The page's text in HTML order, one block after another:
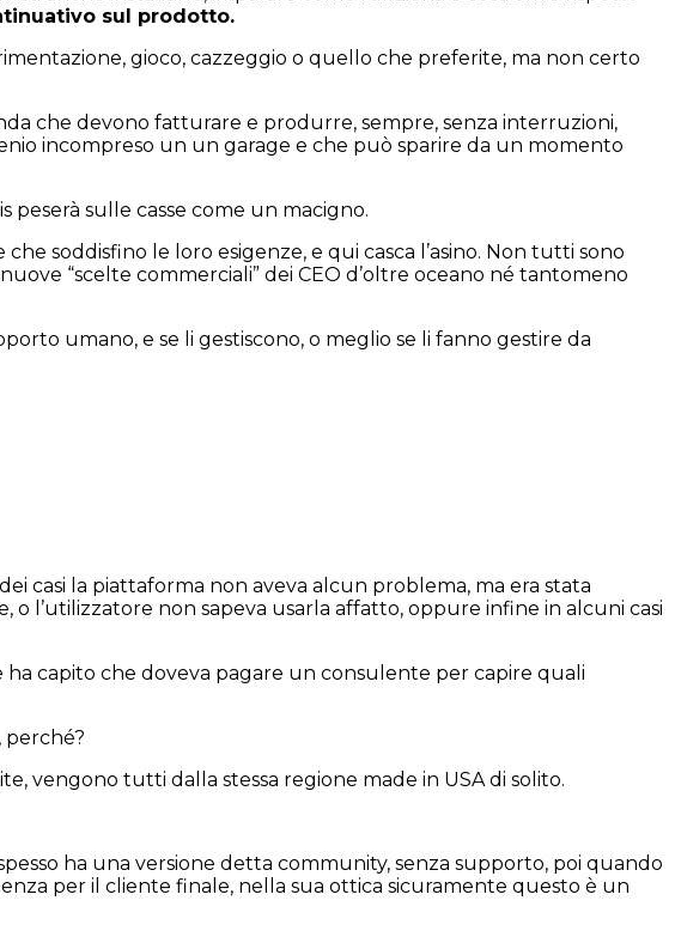
sul prodotto.
gioco, cazzeggio o quello che preferite, ma non certo
che devono fatturare e produrre, sempre, senza interruzioni,
incompreso un un garage e che può sparire da un momento
sulle casse come un macigno.
soddisfino le loro esigenze, e qui casca l’asino. Non tutti sono
“scelte commerciali” dei CEO d’oltre oceano né tantomeno
umano, e se li gestiscono, o meglio se li fanno gestire da
casi la piattaforma non aveva alcun problema, ma era stata
l’utilizzatore non sapeva usarla affatto, oppure infine in alcuni casi
ha capito che doveva pagare un consulente per capire quali
vengono tutti dalla stessa regione made in USA di solito.
ha una versione detta community, senza supporto, poi quando
per il cliente finale, nella sua ottica sicuramente questo è un